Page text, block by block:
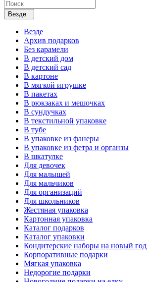
Везде
Везде
Архив подарков
Без карамели
В детский дом
В детский сад
В картоне
В мягкой игрушке
В пакетах
В рюкзаках и мешочках
В сундучках
В текстильной упаковке
В тубе
В упаковке из фанеры
В упаковке из фетра и органзы
В шкатулке
Для девочек
Для малышей
Для мальчиков
Для организаций
Для школьников
Жестяная упаковка
Картонная упаковка
Каталог подарков
Каталог упаковки
Кондитерские наборы на новый год
Корпоративные подарки
Мягкая упаковка
Недорогие подарки